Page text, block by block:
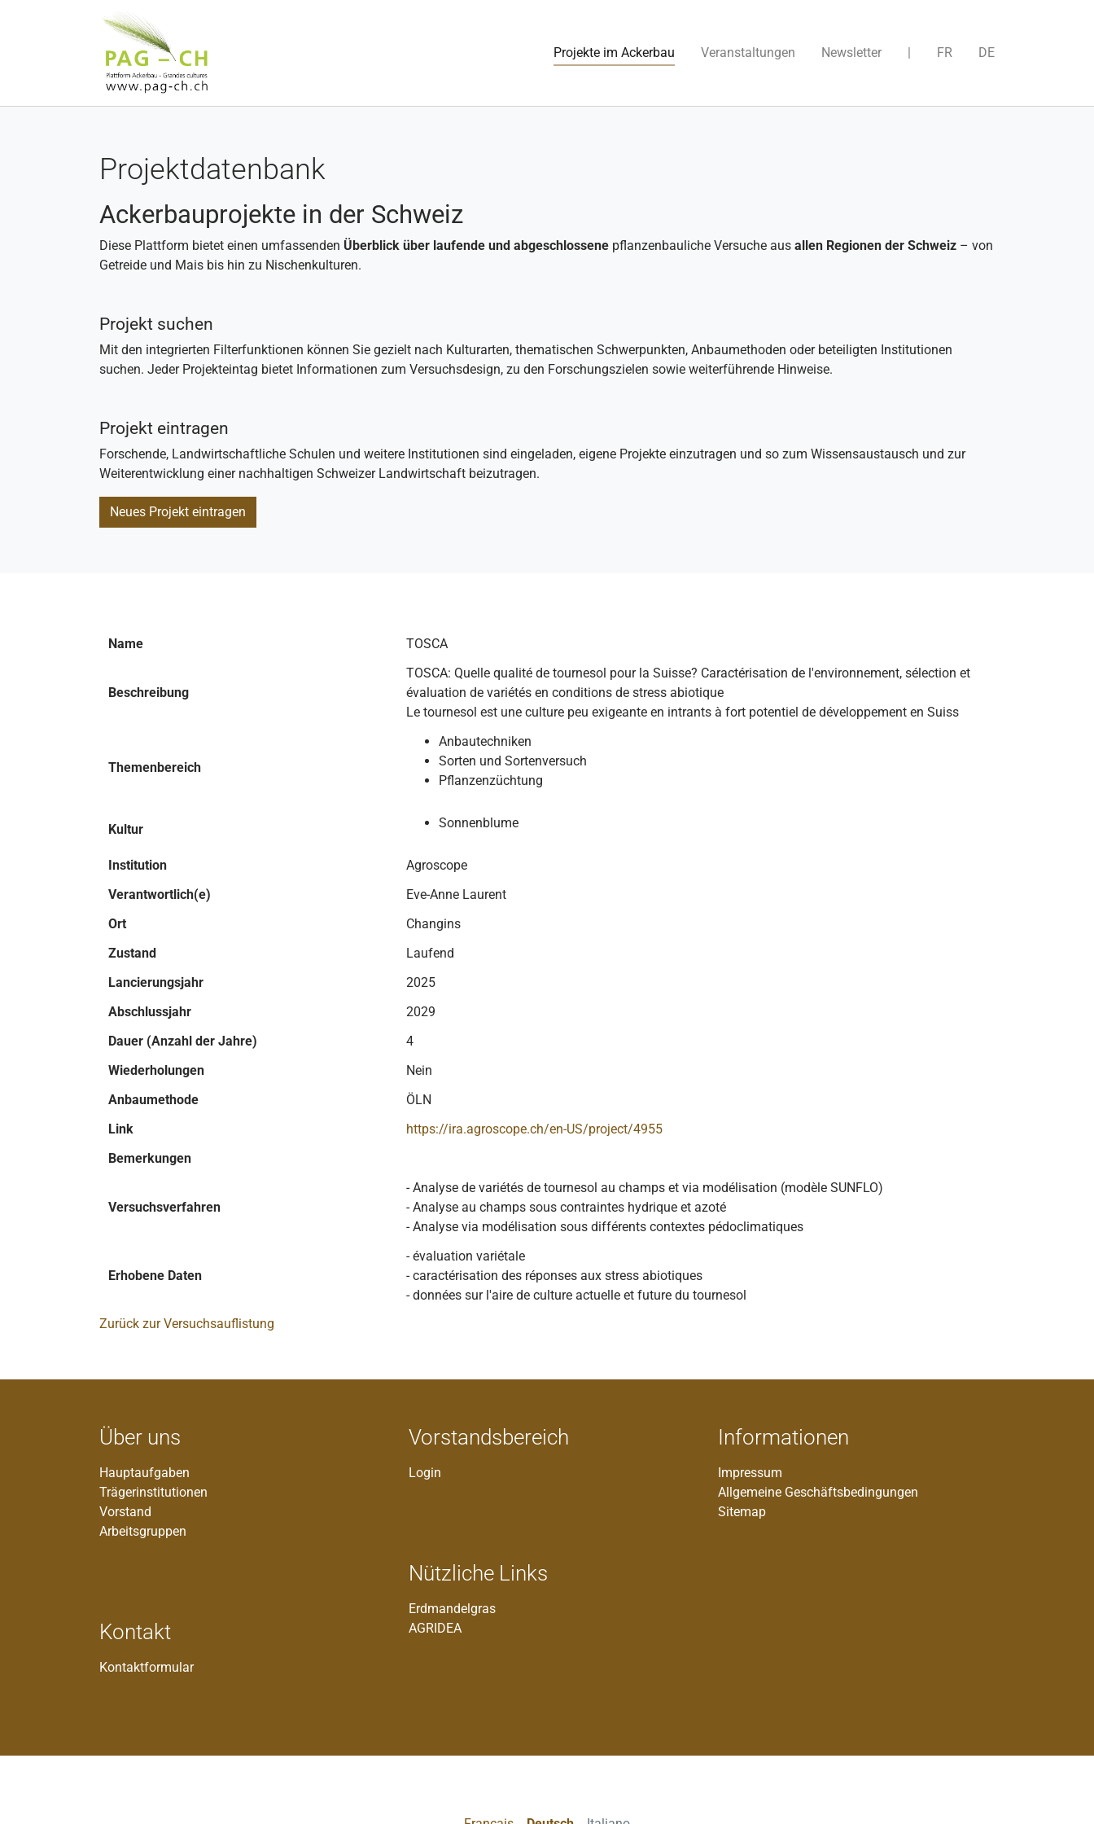
Projekte im Ackerbau (current)Veranstaltungen Newsletter | FR DE
Projektdatenbank
Ackerbauprojekte in der Schweiz
Diese Plattform bietet einen umfassenden Überblick über laufende und abgeschlossene pflanzenbauliche Versuche aus allen Regionen der Schweiz – von
Getreide und Mais bis hin zu Nischenkulturen.
Projekt suchen
Mit den integrierten Filterfunktionen können Sie gezielt nach Kulturarten, thematischen Schwerpunkten, Anbaumethoden oder beteiligten Institutionen
suchen. Jeder Projekteintag bietet Informationen zum Versuchsdesign, zu den Forschungszielen sowie weiterführende Hinweise.
Projekt eintragen
Forschende, Landwirtschaftliche Schulen und weitere Institutionen sind eingeladen, eigene Projekte einzutragen und so zum Wissensaustausch und zur
Weiterentwicklung einer nachhaltigen Schweizer Landwirtschaft beizutragen.
Neues Projekt eintragen
Name TOSCA
Beschreibung
TOSCA: Quelle qualité de tournesol pour la Suisse? Caractérisation de l'environnement, sélection et
évaluation de variétés en conditions de stress abiotique
Le tournesol est une culture peu exigeante en intrants à fort potentiel de développement en Suiss
Themenbereich
Anbautechniken
Sorten und Sortenversuch
Pflanzenzüchtung
Kultur Sonnenblume
Institution
Agroscope
Verantwortlich(e)
Eve-Anne Laurent
Ort
Changins
Zustand
Laufend
Lancierungsjahr
2025
Abschlussjahr
2029
Dauer (Anzahl der Jahre)
4
Wiederholungen
Nein
Anbaumethode
ÖLN
Link
https://ira.agroscope.ch/en-US/project/4955
Bemerkungen
Versuchsverfahren
- Analyse de variétés de tournesol au champs et via modélisation (modèle SUNFLO)
- Analyse au champs sous contraintes hydrique et azoté
- Analyse via modélisation sous différents contextes pédoclimatiques
Erhobene Daten
- évaluation variétale
- caractérisation des réponses aux stress abiotiques
- données sur l'aire de culture actuelle et future du tournesol
Zurück zur Versuchsauflistung
Über uns
Hauptaufgaben
Trägerinstitutionen
Vorstand
Arbeitsgruppen
Kontakt
Kontaktformular
Vorstandsbereich
Login
Nützliche Links
Erdmandelgras
AGRIDEA
Informationen
Impressum
Allgemeine Geschäftsbedingungen
Sitemap